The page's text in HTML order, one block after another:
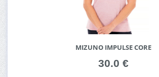
MIZUNO IMPULSE CORE
30.0 €